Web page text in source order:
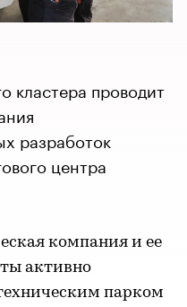
кластера проводит
разработок
центра
компания и ее
активно
парком